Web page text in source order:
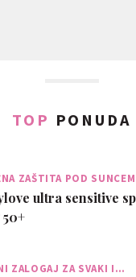
TOP PONUDA
ZAŠTITA POD SUNCEM
ultra sensitive
50+
ZALOGAJ ZA SVAKI I…